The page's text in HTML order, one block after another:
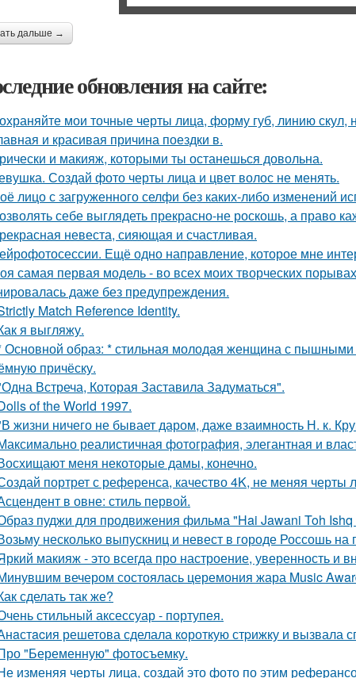
дальше →
обновления на сайте:
мои точные черты лица, форму губ, линию скул,
и красивая причина поездки в.
и макияж, которыми ты останешься довольна.
Создай фото черты лица и цвет волос не менять.
лицо с загруженного селфи без каких-либо изменений
себе выглядеть прекрасно-не роскошь, а право
невеста, сияющая и счастливая.
Ещё одно направление, которое мне
самая первая модель - во всех моих творческих
даже без предупреждения.
Match Reference Identity.
я выгляжу.
Основной образ: * стильная молодая женщина с
причёску.
Встреча, Которая Заставила Задуматься".
of the World 1997.
жизни ничего не бывает даром, даже взаимность Н. к.
реалистичная фотография, элегантная и
меня некоторые дамы, конечно.
портрет с референса, качество 4K, не меняя черты
в овне: стиль первой.
пуджи для продвижения фильма "Hai Jawani Toh
несколько выпускниц и невест в городе Россошь
макияж - это всегда про настроение, уверенность и
вечером состоялась церемония жара Music
сделать так же?
стильный аксессуар - портупея.
решетова сделала кoроткую стpижку и вызвала
"Беременную" фотосъемку.
изменяя черты лица, создай это фото по этим